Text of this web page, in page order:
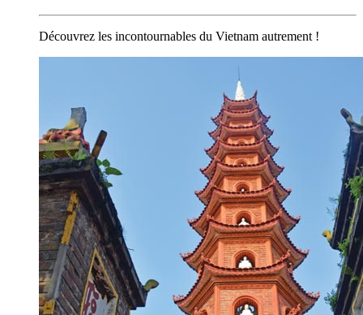
Découvrez les incontournables du Vietnam autrement !